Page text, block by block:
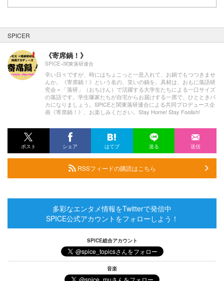
SPICER
《寄席鍋！》
SPICE×関東落研連合
辛い日々ですが、時にはちょこっと一息入れて、お鍋でもつつきませ
んか。《寄席鍋！》という名の、笑いの鍋を。具材は、おもに落語研
究会＝「落研」（おちけん）で活躍する大学生たちによる一口サイズ
の落語です。学生噺家たちが自宅からお届けする一席で、ひとときバ
カになりましょう。SPICEと関東落研連合による共同プロデュース企
画《寄席鍋！》、お楽しみください。Stay Home! Stay Foolish!
ポスト シェア はてブ 送る 送信
RSSフィードの購読はこちら
多彩なエンタメ情報をTwitterで発信中
SPICE公式アカウントをフォローしよう！
SPICE総合アカウント
音楽